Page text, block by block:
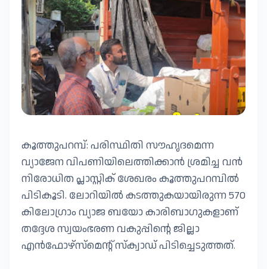
കൂത്തുപറമ്പ്: പരിസ്ഥിതി സൗഹൃദമെന്ന
വ്യാജേന വിപണിയിലെത്തിക്കാൻ ശ്രമിച്ച വൻ
നിരോധിത പ്ലാസ്റ്റിക് ശേഖരം കൂത്തുപറമ്പിൽ
പിടികൂടി. ലോറിയിൽ കടത്തുകയായിരുന്ന 570
കിലോഗ്രാം വ്യാജ ബയോ കാരിബാഗുകളാണ്
തദ്ദേശ സ്വയംഭരണ വകുപ്പിന്റെ ജില്ലാ
എൻഫോഴ്‌സ്‌മെന്റ് സ്‌ക്വാഡ് പിടിച്ചെടുത്തത്.